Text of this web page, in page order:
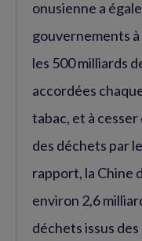
onusienne a
gouvernements
les 500 milliards
accordées
tabac, et à
des déchets par
rapport, la Chine
environ 2,6
déchets issus